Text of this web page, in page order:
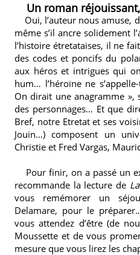
Un roman
Oui, l’auteur nous amuse,
même s’il ancre solidement
l’histoire étretataises, il ne
des codes et poncifs du
aux héros et intrigues qui
hum… l’héroïne ne
On dirait une anagramme »,
des personnages… Et que
Bref, notre Etretat et ses
Jouin…) composent un
Christie et Fred Vargas,
Pour finir, on a passé un
recommande la lecture de
vous remémorer un
Delamare, pour le
vous attendez d’être (de
Moussette et de vous
mesure que vous lirez les